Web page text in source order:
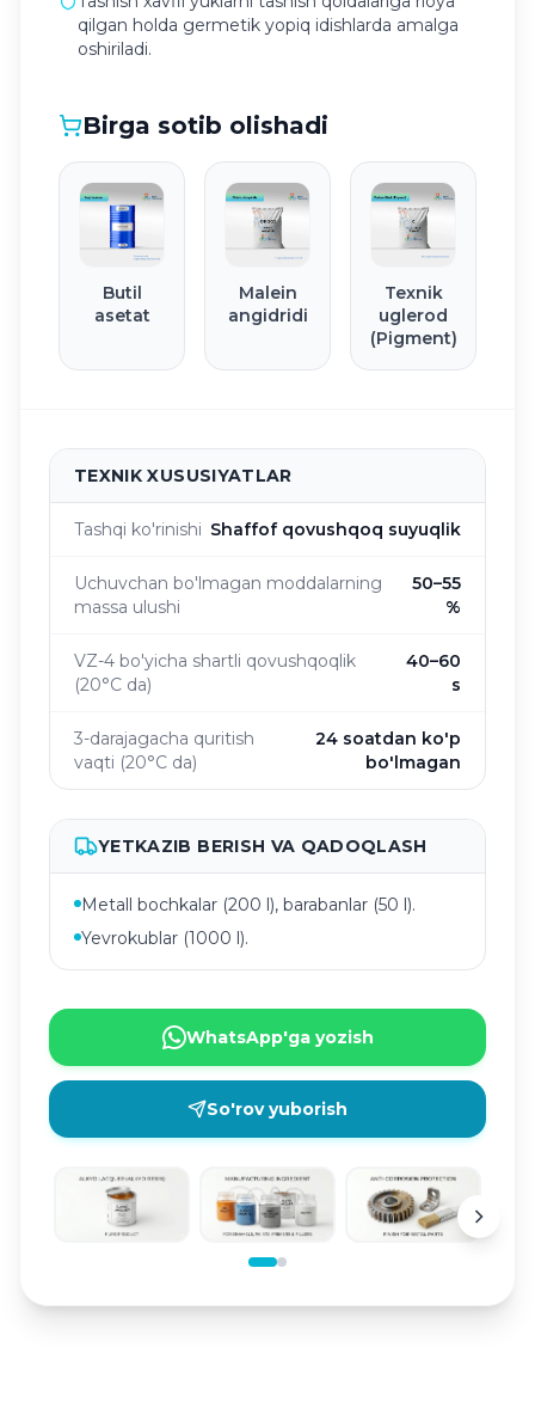
qilgan holda germetik yopiq idishlarda amalga
oshiriladi.
Birga sotib olishadi
Butil
asetat
Malein
angidridi
Texnik
uglerod
(Pigment)
TEXNIK XUSUSIYATLAR
Tashqi ko'rinishi Shaffof qovushqoq suyuqlik
Uchuvchan bo'lmagan moddalarning
massa ulushi
50–55
%
VZ-4 bo'yicha shartli qovushqoqlik
(20°C da)
40–60
s
3-darajagacha quritish
vaqti (20°C da)
24 soatdan ko'p
bo'lmagan
YETKAZIB BERISH VA QADOQLASH
Metall bochkalar (200 l), barabanlar (50 l).
Yevrokublar (1000 l).
WhatsApp'ga yozish
So'rov yuborish